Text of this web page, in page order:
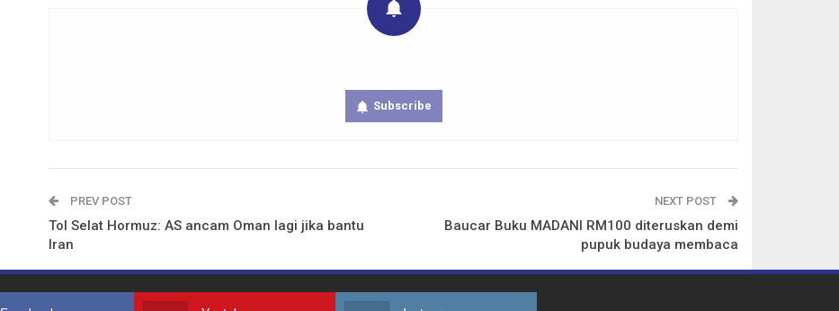
Subscribe
PREV POST
Tol Selat Hormuz: AS ancam Oman lagi jika bantu
Iran
NEXT POST
Baucar Buku MADANI RM100 diteruskan demi
pupuk budaya membaca